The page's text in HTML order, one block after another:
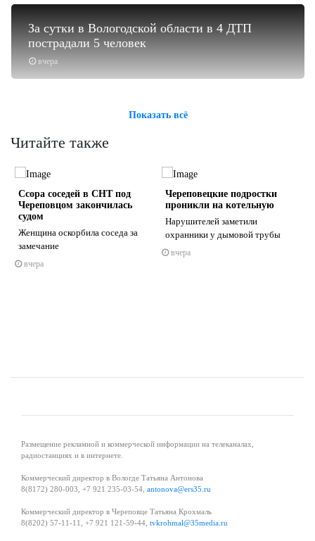
вчера
За сутки в Вологодской области в 4 ДТП
пострадали 5 человек
Показать всё
Читайте также
Ссора соседей в СНТ под
Череповцом закончилась
судом
Женщина оскорбила соседа за
замечание
вчера
Череповецкие подростки
проникли на котельную
Нарушителей заметили
охранники у дымовой трубы
вчера
Размещение рекламной и коммерческой информации на телеканалах,
радиостанциях и в интернете.
Коммерческий директор в Вологде Татьяна Антонова
8(8172) 280-003, +7 921 235-03-54, antonova@ers35.ru
Коммерческий директор в Череповце Татьяна Крохмаль
8(8202) 57-11-11, +7 921 121-59-44, tvkrohmal@35media.ru